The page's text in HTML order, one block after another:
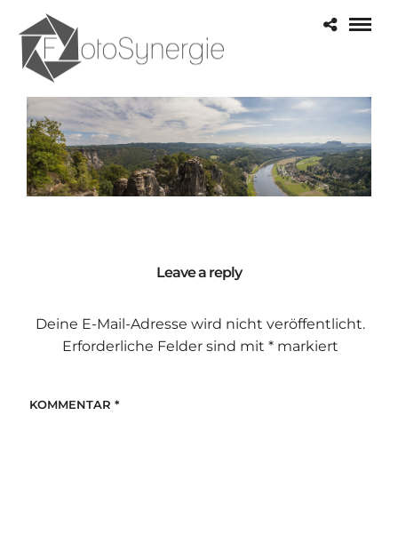
Leave a reply
Deine E-Mail-Adresse wird nicht veröffentlicht.
Erforderliche Felder sind mit *markiert
KOMMENTAR *